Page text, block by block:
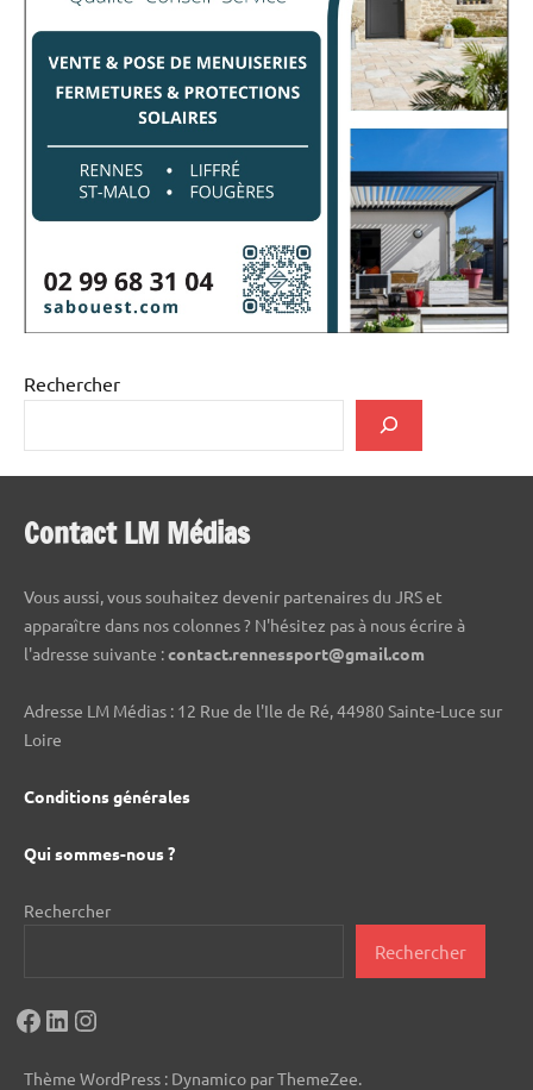
Rechercher
Contact LM Médias
Vous aussi, vous souhaitez devenir partenaires du JRS et
apparaître dans nos colonnes ? N'hésitez pas à nous écrire à
l'adresse suivante :contact.rennessport@gmail.com
Adresse LM Médias : 12 Rue de l'Ile de Ré, 44980 Sainte-Luce sur
Loire
Conditions générales
Qui sommes-nous ?
Rechercher
Rechercher
Facebook
LinkedIn
Instagram
Thème WordPress : Dynamico par ThemeZee.